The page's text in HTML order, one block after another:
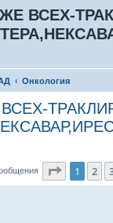
ВСЕХ-
Онкология
1 2